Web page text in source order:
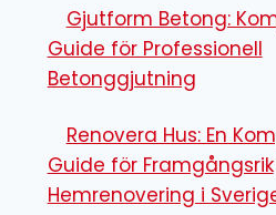
Gjutform Betong:
Guide för Professionell
Betonggjutning
Renovera Hus: En
Guide för Framgångsrik
Hemrenovering i